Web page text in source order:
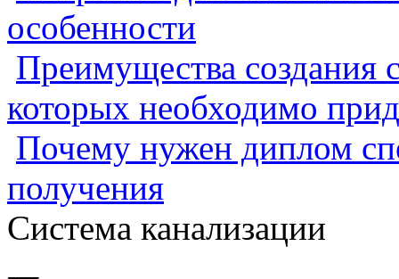
особенности
Преимущества создания
которых необходимо
Почему нужен диплом
получения
Система канализации